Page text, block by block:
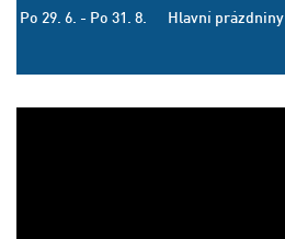
Po 29. 6. - Po 31. 8. Hlavní prázdniny